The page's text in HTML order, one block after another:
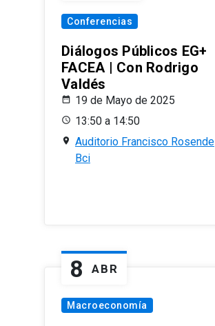
Conferencias
Diálogos Públicos EG+
FACEA | Con Rodrigo
Valdés
19 de Mayo de 2025
13:50 a 14:50
Auditorio Francisco Rosende
Bci
8 ABR
Macroeconomía